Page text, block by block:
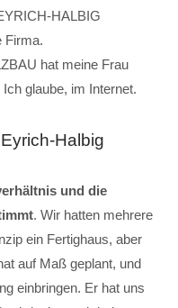
HALBIG
Firma.
hat meine Frau
glaube, im Internet.
Halbig
und die
. Wir hatten mehrere
ein Fertighaus, aber
auf Maß geplant, und
einbringen. Er hat uns